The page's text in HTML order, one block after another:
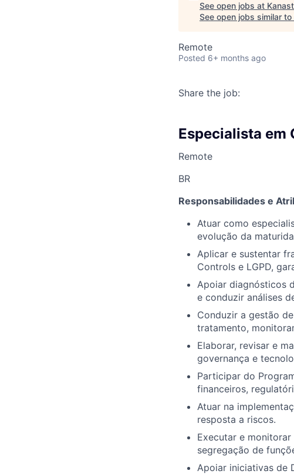
See open jobs at
See open jobs similar to
Remote
Posted 6+ months ago
Share the job:
Especialista em
Remote
BR
Responsabilidades e
Atuar como
evolução da
Aplicar e sustentar
Controls e LGPD,
Apoiar diagnósticos
e conduzir análises
Conduzir a gestão
tratamento,
Elaborar, revisar e
governança e
Participar do
financeiros,
Atuar na
resposta a riscos.
Executar e
segregação de
Apoiar iniciativas de